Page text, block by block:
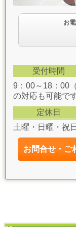
お
受付時間
9：00～18：00
の対応も可能で
定休日
土曜・日曜・祝日
お問合せ・ご